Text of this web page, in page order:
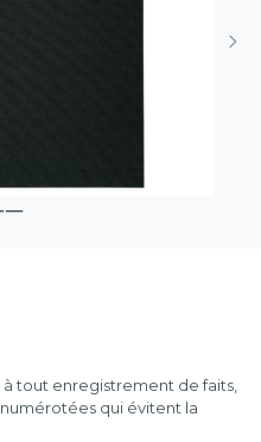
tout enregistrement de faits,
qui évitent la